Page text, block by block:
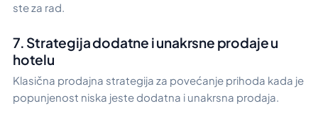
ste za rad.
7. Strategija dodatne i unakrsne prodaje u
hotelu
Klasična prodajna strategija za povećanje prihoda kada je
popunjenost niska jeste dodatna i unakrsna prodaja.